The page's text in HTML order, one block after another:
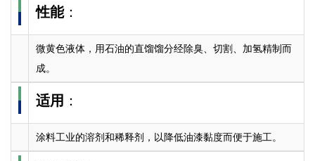
性能：
微黄色液体，用石油的直馏馏分经除臭、切割、加氢精制而
成。
适用 ：
涂料工业的溶剂和稀释剂，以降低油漆黏度而便于施工。